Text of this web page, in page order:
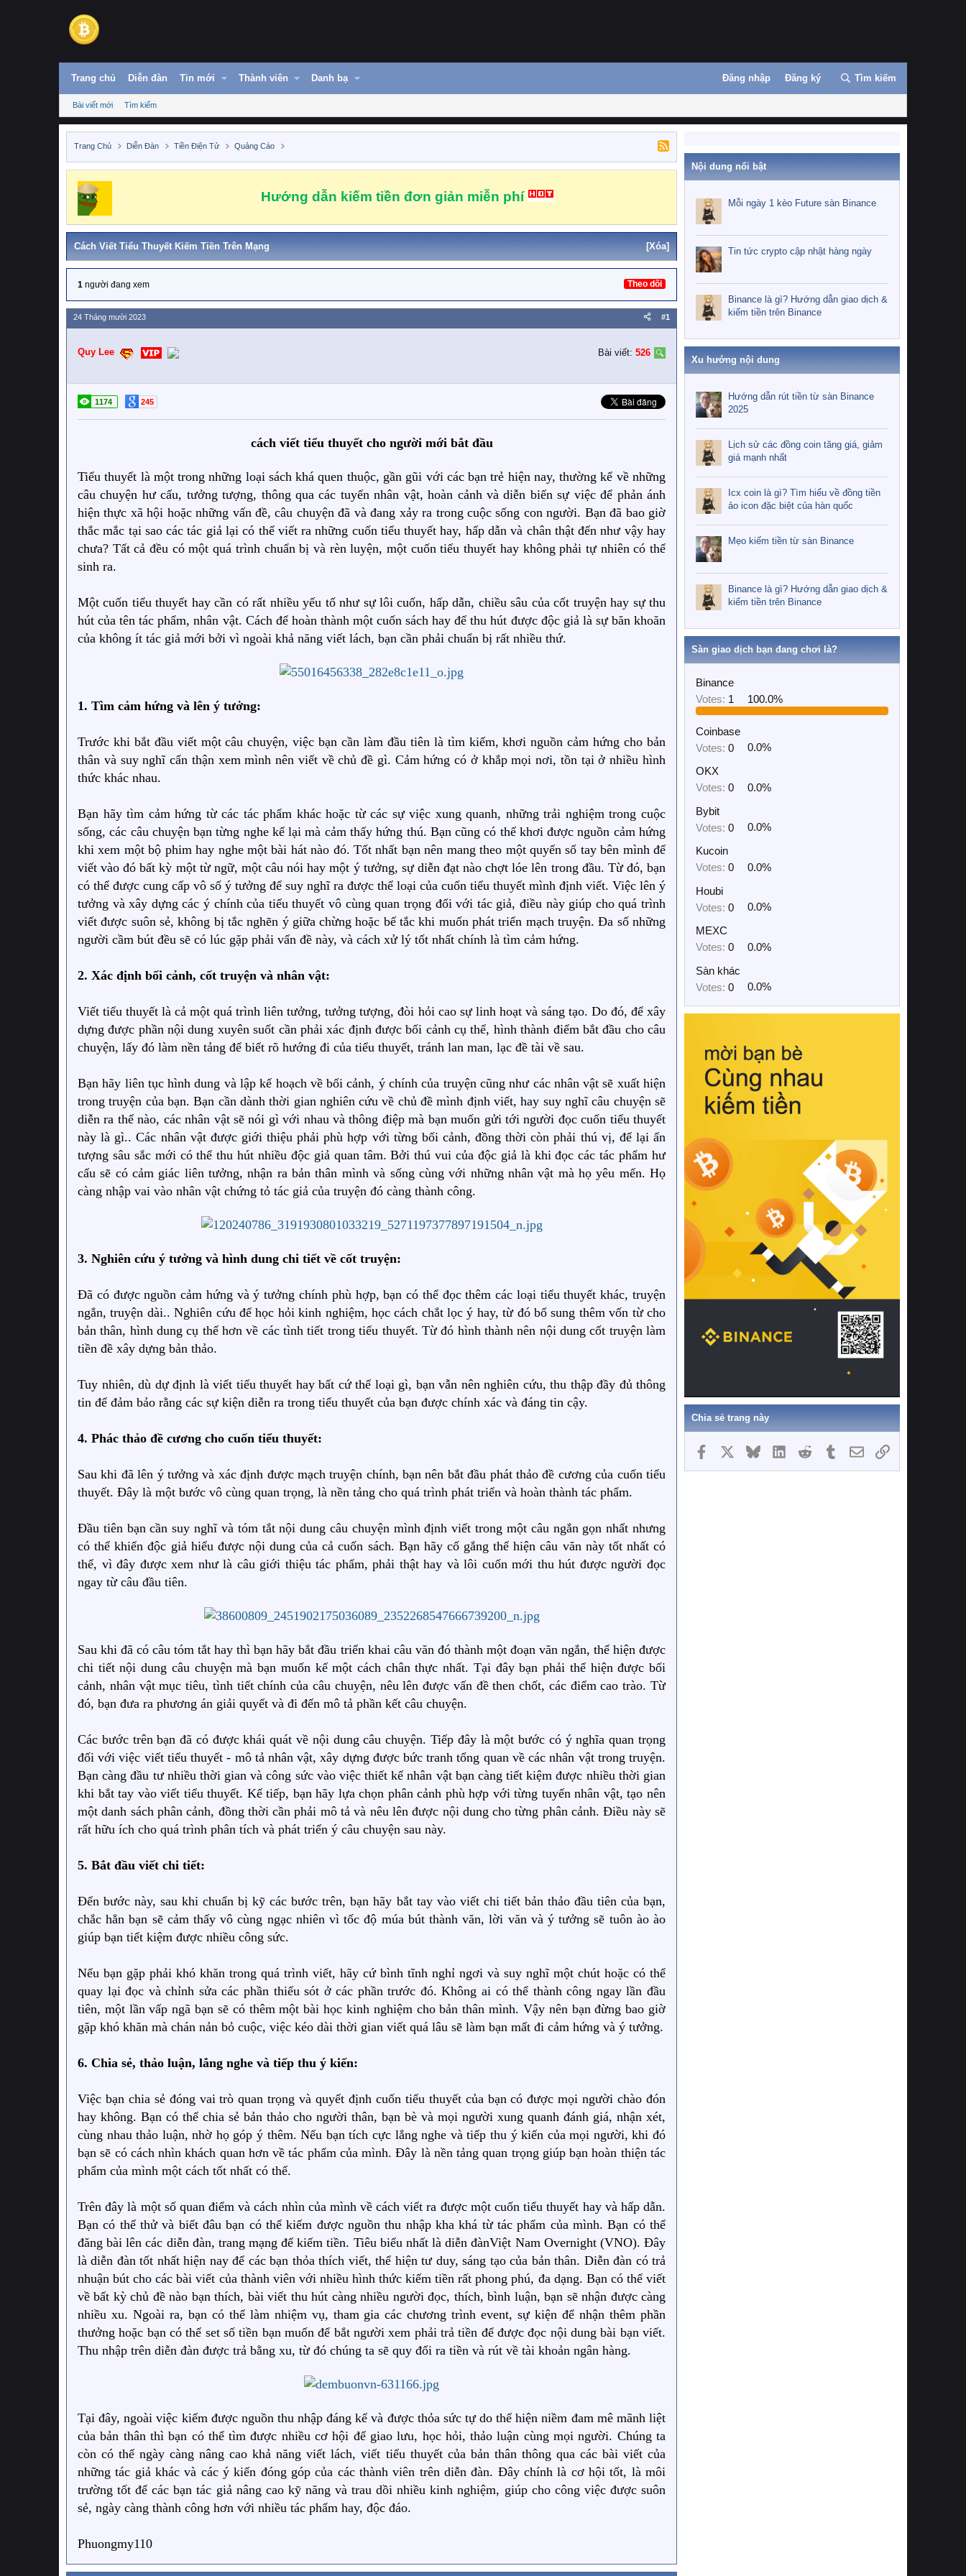
Trang chủ Diễn đàn Tin mới Thành viên Danh bạ Đăng nhập Đăng ký Tìm kiếm
Bài viết mới Tìm kiếm
Trang Chủ Diễn Đàn Tiền Điện Tử Quảng Cáo
Hướng dẫn kiếm tiền đơn giản miễn phí
Cách Viết Tiểu Thuyết Kiếm Tiền Trên Mạng [Xóa]
1 người đang xem Theo dõi
24 Tháng mười 2023 #1
Quy Lee Bài viết: 526
1174 245
cách viết tiểu thuyết cho người mới bắt đầu
Tiểu thuyết là một trong những loại sách khá quen thuộc, gần gũi với các bạn trẻ hiện nay, thường kể về những
câu chuyện hư cấu, tưởng tượng, thông qua các tuyến nhân vật, hoàn cảnh và diễn biến sự việc để phản ánh
hiện thực xã hội hoặc những vấn đề, câu chuyện đã và đang xảy ra trong cuộc sống con người. Bạn đã bao giờ
thắc mắc tại sao các tác giả lại có thể viết ra những cuốn tiểu thuyết hay, hấp dẫn và chân thật đến như vậy hay
chưa? Tất cả đều có một quá trình chuẩn bị và rèn luyện, một cuốn tiểu thuyết hay không phải tự nhiên có thể
sinh ra.
Một cuốn tiểu thuyết hay cần có rất nhiều yếu tố như sự lôi cuốn, hấp dẫn, chiều sâu của cốt truyện hay sự thu
hút của tên tác phẩm, nhân vật. Cách để hoàn thành một cuốn sách hay để thu hút được độc giả là sự băn khoăn
của không ít tác giả mới bởi vì ngoài khả năng viết lách, bạn cần phải chuẩn bị rất nhiều thứ.
1. Tìm cảm hứng và lên ý tưởng:
Trước khi bắt đầu viết một câu chuyện, việc bạn cần làm đầu tiên là tìm kiếm, khơi nguồn cảm hứng cho bản
thân và suy nghĩ cẩn thận xem mình nên viết về chủ đề gì. Cảm hứng có ở khắp mọi nơi, tồn tại ở nhiều hình
thức khác nhau.
Bạn hãy tìm cảm hứng từ các tác phẩm khác hoặc từ các sự việc xung quanh, những trải nghiệm trong cuộc
sống, các câu chuyện bạn từng nghe kể lại mà cảm thấy hứng thú. Bạn cũng có thể khơi được nguồn cảm hứng
khi xem một bộ phim hay nghe một bài hát nào đó. Tốt nhất bạn nên mang theo một quyển sổ tay bên mình để
viết vào đó bất kỳ một từ ngữ, một câu nói hay một ý tưởng, sự diễn đạt nào chợt lóe lên trong đầu. Từ đó, bạn
có thể được cung cấp vô số ý tưởng để suy nghĩ ra được thể loại của cuốn tiểu thuyết mình định viết. Việc lên ý
tưởng và xây dựng các ý chính của tiểu thuyết vô cùng quan trọng đối với tác giả, điều này giúp cho quá trình
viết được suôn sẻ, không bị tắc nghẽn ý giữa chừng hoặc bế tắc khi muốn phát triển mạch truyện. Đa số những
người cầm bút đều sẽ có lúc gặp phải vấn đề này, và cách xử lý tốt nhất chính là tìm cảm hứng.
2. Xác định bối cảnh, cốt truyện và nhân vật:
Viết tiểu thuyết là cả một quá trình liên tưởng, tưởng tượng, đòi hỏi cao sự linh hoạt và sáng tạo. Do đó, để xây
dựng được phần nội dung xuyên suốt cần phải xác định được bối cảnh cụ thể, hình thành điểm bắt đầu cho câu
chuyện, lấy đó làm nền tảng để biết rõ hướng đi của tiểu thuyết, tránh lan man, lạc đề tài về sau.
Bạn hãy liên tục hình dung và lập kế hoạch về bối cảnh, ý chính của truyện cũng như các nhân vật sẽ xuất hiện
trong truyện của bạn. Bạn cần dành thời gian nghiên cứu về chủ đề mình định viết, hay suy nghĩ câu chuyện sẽ
diễn ra thế nào, các nhân vật sẽ nói gì với nhau và thông điệp mà bạn muốn gửi tới người đọc cuốn tiểu thuyết
này là gì.. Các nhân vật được giới thiệu phải phù hợp với từng bối cảnh, đồng thời còn phải thú vị, để lại ấn
tượng sâu sắc mới có thể thu hút nhiều độc giả quan tâm. Bởi thú vui của độc giả là khi đọc các tác phẩm hư
cấu sẽ có cảm giác liên tưởng, nhận ra bản thân mình và sống cùng với những nhân vật mà họ yêu mến. Họ
càng nhập vai vào nhân vật chứng tỏ tác giả của truyện đó càng thành công.
3. Nghiên cứu ý tưởng và hình dung chi tiết về cốt truyện:
Đã có được nguồn cảm hứng và ý tưởng chính phù hợp, bạn có thể đọc thêm các loại tiểu thuyết khác, truyện
ngắn, truyện dài.. Nghiên cứu để học hỏi kinh nghiệm, học cách chắt lọc ý hay, từ đó bổ sung thêm vốn từ cho
bản thân, hình dung cụ thể hơn về các tình tiết trong tiểu thuyết. Từ đó hình thành nên nội dung cốt truyện làm
tiền đề xây dựng bản thảo.
Tuy nhiên, dù dự định là viết tiểu thuyết hay bất cứ thể loại gì, bạn vẫn nên nghiên cứu, thu thập đầy đủ thông
tin để đảm bảo rằng các sự kiện diễn ra trong tiểu thuyết của bạn được chính xác và đáng tin cậy.
4. Phác thảo đề cương cho cuốn tiểu thuyết:
Sau khi đã lên ý tưởng và xác định được mạch truyện chính, bạn nên bắt đầu phát thảo đề cương của cuốn tiểu
thuyết. Đây là một bước vô cùng quan trọng, là nền tảng cho quá trình phát triển và hoàn thành tác phẩm.
Đầu tiên bạn cần suy nghĩ và tóm tắt nội dung câu chuyện mình định viết trong một câu ngắn gọn nhất nhưng
có thể khiến độc giả hiểu được nội dung của cả cuốn sách. Bạn hãy cố gắng thể hiện câu văn này tốt nhất có
thể, vì đây được xem như là câu giới thiệu tác phẩm, phải thật hay và lôi cuốn mới thu hút được người đọc
ngay từ câu đầu tiên.
Sau khi đã có câu tóm tắt hay thì bạn hãy bắt đầu triển khai câu văn đó thành một đoạn văn ngắn, thể hiện được
chi tiết nội dung câu chuyện mà bạn muốn kể một cách chân thực nhất. Tại đây bạn phải thể hiện được bối
cảnh, nhân vật mục tiêu, tình tiết chính của câu chuyện, nêu lên được vấn đề then chốt, các điểm cao trào. Từ
đó, bạn đưa ra phương án giải quyết và đi đến mô tả phần kết câu chuyện.
Các bước trên bạn đã có được khái quát về nội dung câu chuyện. Tiếp đây là một bước có ý nghĩa quan trọng
đối với việc viết tiểu thuyết - mô tả nhân vật, xây dựng được bức tranh tổng quan về các nhân vật trong truyện.
Bạn càng đầu tư nhiều thời gian và công sức vào việc thiết kế nhân vật bạn càng tiết kiệm được nhiều thời gian
khi bắt tay vào viết tiểu thuyết. Kế tiếp, bạn hãy lựa chọn phân cảnh phù hợp với từng tuyến nhân vật, tạo nên
một danh sách phân cảnh, đồng thời cần phải mô tả và nêu lên được nội dung cho từng phân cảnh. Điều này sẽ
rất hữu ích cho quá trình phân tích và phát triển ý câu chuyện sau này.
5. Bắt đầu viết chi tiết:
Đến bước này, sau khi chuẩn bị kỹ các bước trên, bạn hãy bắt tay vào viết chi tiết bản thảo đầu tiên của bạn,
chắc hẳn bạn sẽ cảm thấy vô cùng ngạc nhiên vì tốc độ múa bút thành văn, lời văn và ý tưởng sẽ tuôn ào ào
giúp bạn tiết kiệm được nhiều công sức.
Nếu bạn gặp phải khó khăn trong quá trình viết, hãy cứ bình tĩnh nghỉ ngơi và suy nghĩ một chút hoặc có thể
quay lại đọc và chỉnh sửa các phần thiếu sót ở các phần trước đó. Không ai có thể thành công ngay lần đầu
tiên, một lần vấp ngã bạn sẽ có thêm một bài học kinh nghiệm cho bản thân mình. Vậy nên bạn đừng bao giờ
gặp khó khăn mà chán nản bỏ cuộc, việc kéo dài thời gian viết quá lâu sẽ làm bạn mất đi cảm hứng và ý tưởng.
6. Chia sẻ, thảo luận, lắng nghe và tiếp thu ý kiến:
Việc bạn chia sẻ đóng vai trò quan trọng và quyết định cuốn tiểu thuyết của bạn có được mọi người chào đón
hay không. Bạn có thể chia sẻ bản thảo cho người thân, bạn bè và mọi người xung quanh đánh giá, nhận xét,
cùng nhau thảo luận, nhờ họ góp ý thêm. Nếu bạn tích cực lắng nghe và tiếp thu ý kiến của mọi người, khi đó
bạn sẽ có cách nhìn khách quan hơn về tác phẩm của mình. Đây là nền tảng quan trọng giúp bạn hoàn thiện tác
phẩm của mình một cách tốt nhất có thể.
Trên đây là một số quan điểm và cách nhìn của mình về cách viết ra được một cuốn tiểu thuyết hay và hấp dẫn.
Bạn có thể thử và biết đâu bạn có thể kiếm được nguồn thu nhập kha khá từ tác phẩm của mình. Bạn có thể
đăng bài lên các diễn đàn, trang mạng để kiếm tiền. Tiêu biểu nhất là diễn đànViệt Nam Overnight (VNO). Đây
là diễn đàn tốt nhất hiện nay để các bạn thỏa thích viết, thể hiện tư duy, sáng tạo của bản thân. Diễn đàn có trả
nhuận bút cho các bài viết của thành viên với nhiều hình thức kiếm tiền rất phong phú, đa dạng. Bạn có thể viết
về bất kỳ chủ đề nào bạn thích, bài viết thu hút càng nhiều người đọc, thích, bình luận, bạn sẽ nhận được càng
nhiều xu. Ngoài ra, bạn có thể làm nhiệm vụ, tham gia các chương trình event, sự kiện để nhận thêm phần
thưởng hoặc bạn có thể set số tiền bạn muốn để bắt người xem phải trả tiền để được đọc nội dung bài bạn viết.
Thu nhập trên diễn đàn được trả bằng xu, từ đó chúng ta sẽ quy đổi ra tiền và rút về tài khoản ngân hàng.
Tại đây, ngoài việc kiếm được nguồn thu nhập đáng kể và được thỏa sức tự do thể hiện niềm đam mê mãnh liệt
của bản thân thì bạn có thể tìm được nhiều cơ hội để giao lưu, học hỏi, thảo luận cùng mọi người. Chúng ta
còn có thể ngày càng nâng cao khả năng viết lách, viết tiểu thuyết của bản thân thông qua các bài viết của
những tác giả khác và các ý kiến đóng góp của các thành viên trên diễn đàn. Đây chính là cơ hội tốt, là môi
trường tốt để các bạn tác giả nâng cao kỹ năng và trau dồi nhiều kinh nghiệm, giúp cho công việc được suôn
sẻ, ngày càng thành công hơn với nhiều tác phẩm hay, độc đáo.
Phuongmy110
Nội dung nổi bật
Mỗi ngày 1 kèo Future sàn Binance
Tin tức crypto cập nhật hàng ngày
Binance là gì? Hướng dẫn giao dịch &
kiếm tiền trên Binance
Xu hướng nội dung
Hướng dẫn rút tiền từ sàn Binance
2025
Lịch sử các đồng coin tăng giá, giảm
giá mạnh nhất
Icx coin là gì? Tìm hiểu về đồng tiền
ảo icon đặc biệt của hàn quốc
Mẹo kiếm tiền từ sàn Binance
Binance là gì? Hướng dẫn giao dịch &
kiếm tiền trên Binance
Sàn giao dịch bạn đang chơi là?
Binance
Votes: 1 100.0%
Coinbase
Votes: 0
0.0%
OKX
Votes: 0
0.0%
Bybit
Votes: 0
0.0%
Kucoin
Votes: 0
0.0%
Houbi
Votes: 0
0.0%
MEXC
Votes: 0
0.0%
Sàn khác
Votes: 0 0.0%
Chia sẻ trang này
Facebook BlueskyLinkedInReddit TumblrEmailLink